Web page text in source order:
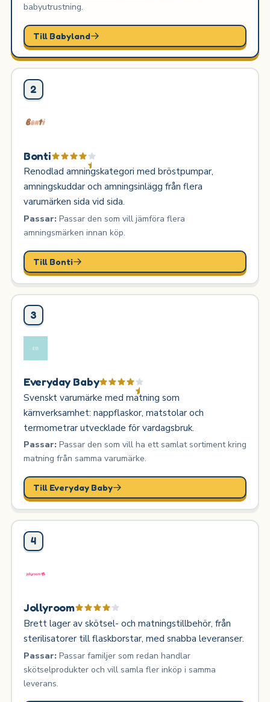
babyutrustning.
Till Babyland
2
Bonti
Renodlad amningskategori med bröstpumpar,
amningskuddar och amningsinlägg från flera
varumärken sida vid sida.
Passar:Passar den som vill jämföra flera
amningsmärken innan köp.
Till Bonti
3
Everyday Baby
Svenskt varumärke med matning som
kärnverksamhet: nappflaskor, matstolar och
termometrar utvecklade för vardagsbruk.
Passar:Passar den som vill ha ett samlat sortiment kring
matning från samma varumärke.
Till Everyday Baby
4
Jollyroom
Brett lager av skötsel- och matningstillbehör, från
sterilisatorer till flaskborstar, med snabba leveranser.
Passar:Passar familjer som redan handlar
skötselprodukter och vill samla fler inköp i samma
leverans.